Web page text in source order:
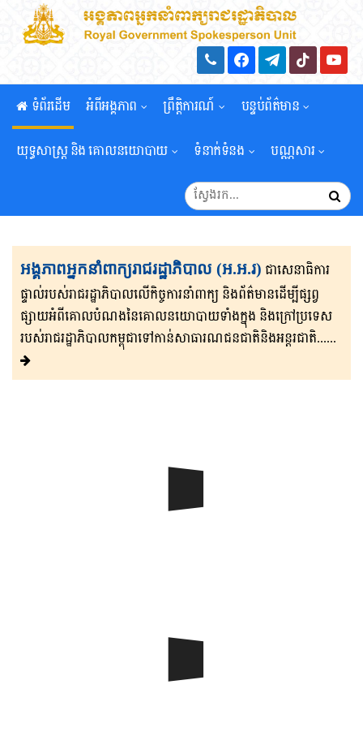
ទំព័រដើម អំពីអង្គភាព ព្រឹត្តិការណ៍ បន្ទប់ព័ត៌មាន
យុទ្ធសាស្រ្ត និង គោលនយោបាយ ទំនាក់ទំនង បណ្ណសារ
អង្គភាពអ្នកនាំពាក្យរាជរដ្ឋាភិបាល (អ.អ.រ) ជាសេនា​ធិ​កា​រ​​
ផ្ទាល់​របស់រាជរដ្ឋាភិ​បា​ល​លើ​កិច្ចការ​នាំពាក្យ និងព័ត៌មាន​ដើម្បីផ្សព្វ​
ផ្សាយ​​អំពីគោលបំណងនៃគោល​នយោបាយទាំងក្នុង និងក្រៅ​ប្រទេ​​ស​
របស់រាជរដ្ឋា​ភិ​បា​ល​កម្ពុជាទៅកាន់សាធារណជនជាតិនិងអន្តរជាតិ......